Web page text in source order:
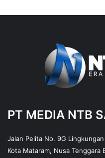
PT MEDIA NTB
Jalan Pelita No. 9G
Kota Mataram, Nusa Tenggara